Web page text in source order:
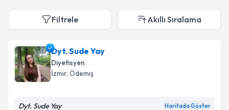
Filtrele Akıllı Sıralama
Dyt. Sude Yay
Diyetisyen
İzmir, Ödemiş
Dyt. Sude Yay Haritada Göster